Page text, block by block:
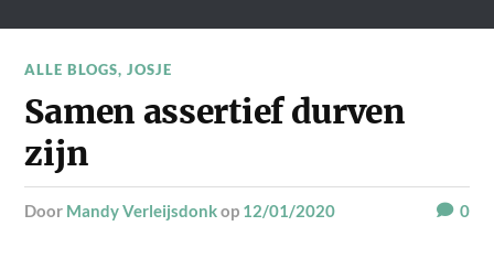
ALLE BLOGS,JOSJE
Samen assertief durven
zijn
door Mandy Verleijsdonkop 12/01/2020 0